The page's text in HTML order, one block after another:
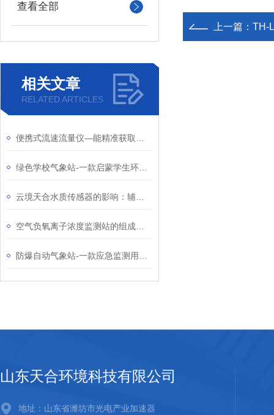
查看全部
相关文章
RELATED ARTICLES
上一篇： TH-
山东天合环境科技有限公司
地址：山东省潍坊市光电产业加速器